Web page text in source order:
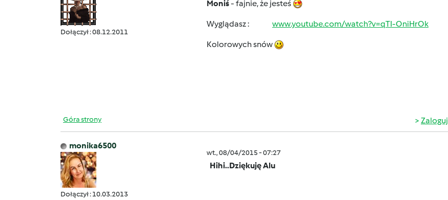
Dołączył : 08.12.2011
Moniś- fajnie, że jesteś
Wyglądasz : www.youtube.com/watch?v=qTI-OniHrOk
Kolorowych snów
Góra strony Zaloguj
monika6500
Dołączył : 10.03.2013
wt., 08/04/2015 - 07:27
Hihi..Dziękuję Alu